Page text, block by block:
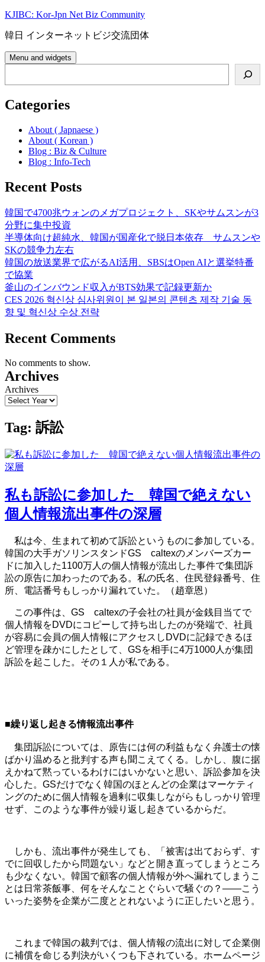
Skip
content
KJIBC: Kor-Jpn Net Biz Community
韓日 インターネットビジ交流団体
Menu and widgets
Categories
About ( Japnaese )
About ( Korean )
Blog : Biz & Culture
Blog : Info-Tech
Recent Posts
韓国で4700兆ウォンのメガプロジェクト、SKやサムスンが3
分野に集中投資
半導体向け超純水、韓国が国産化で脱日本依存 サムスンや
SKの競争力左右
韓国の放送業界で広がるAI活用、SBSはOpen AIと選挙特番
で協業
釜山のインバウンド収入がBTS効果で記録更新か
CES 2026 혁신상 심사위원이 본 일본의 콘텐츠 제작 기술 동
향 및 혁신상 수상 전략
Recent Comments
No comments to show.
Archives
Archives
Tag: 訴訟
私も訴訟に参加した 韓国で絶えない
個人情報流出事件の深層
私は今、生まれて初めて訴訟というものに参加している。
韓国の大手ガソリンスタンドGS caltexのメンバーズカー
ドに加入した1100万人の個人情報が流出した事件で集団訴
訟の原告に加わったのである。私の氏名、住民登録番号、住
所、電話番号もしっかり漏れていた。（趙章恩）
この事件は、GS caltexの子会社の社員が金銭目当てで
個人情報をDVDにコピーして持ち出したのが発端で、社員
が容易に会員の個人情報にアクセスしDVDに記録できるほ
ど管理を疎かにしたとして、GSを相手に4万1000人が集団
訴訟を起こした。その１人が私である。
■繰り返し起きる情報流出事件
集団訴訟については、原告には何の利益もなく弁護士の懐
ばかり温めると批判する声も聞こえてくる。しかし、腹に据
えかねて黙っているわけにはいかないと思い、訴訟参加を決
心した。GSだけでなく韓国のほとんどの企業はマーケティ
ングのために個人情報を過剰に収集しながらもしっかり管理
せず、このような事件が繰り返し起きているからだ。
しかも、流出事件が発生しても、「被害は出ておらず、す
でに回収したから問題ない」などと開き直ってしまうところ
も少なくない。韓国で顧客の個人情報が外へ漏れてしまうこ
とは日常茶飯事、何をそんなことぐらいで騒ぐの？――こう
いった姿勢を企業が二度ととれないように正したいと思う。
これまで韓国の裁判では、個人情報の流出に対して企業側
に補償を命じる判決がいくつも下されている。ホームページ